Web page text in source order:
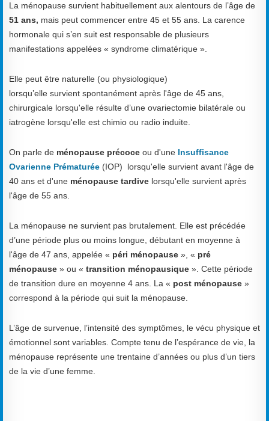
La ménopause survient habituellement aux alentours de l’âge de
51 ans, mais peut commencer entre 45 et 55 ans. La carence
hormonale qui s’en suit est responsable de plusieurs
manifestations appelées « syndrome climatérique ».
Elle peut être naturelle (ou physiologique)
lorsqu’elle survient spontanément après l'âge de 45 ans
chirurgicale lorsqu'elle résulte d’une ovariectomie bilatérale ou
iatrogène lorsqu'elle est chimio ou radio induite.
On parle de ménopause précoce ou d'une Insuffisance
Ovarienne Prématurée (IOP) lorsqu'elle survient avant l'âge de
40 ans et d'une ménopause tardive lorsqu'elle survient après
l'âge de 55 ans.
La ménopause ne survient pas brutalement. Elle est précédée
d’une période plus ou moins longue, débutant en moyenne à
l'âge de 47 ans, appelée « péri ménopause », « pré
ménopause » ou « transition ménopausique ». Cette période
de transition dure en moyenne 4 ans. La « post ménopause »
correspond à la période qui suit la ménopause.
L’âge de survenue, l’intensité des symptômes, le vécu physique et
émotionnel sont variables. Compte tenu de l’espérance de vie, la
ménopause représente une trentaine d’années ou plus d’un tiers
de la vie d’une femme.